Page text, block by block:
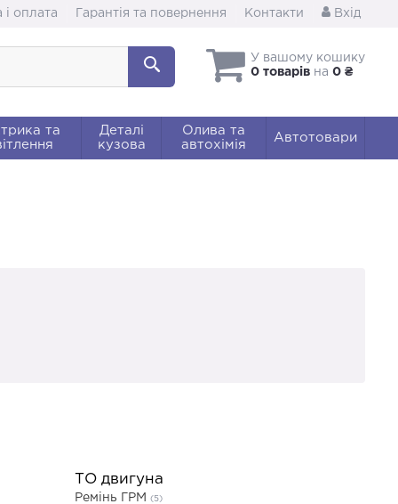
і оплата Гарантія та повернення Контакти Вхід
У вашому кошику
0 товарів на 0 ₴
та
Деталі
кузова
Олива та
автохімія
Автотовари
ТО двигуна
Ремінь ГРМ (5)